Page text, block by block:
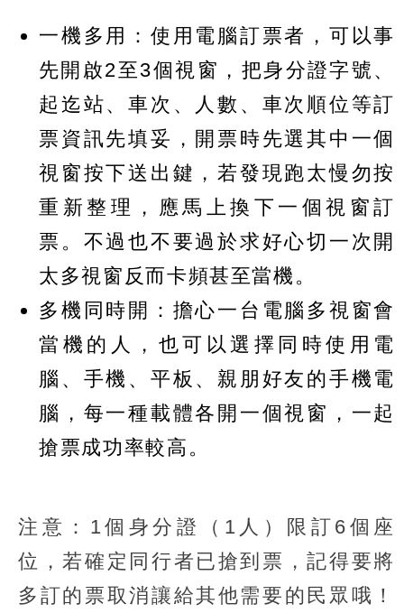
一機多用：使用電腦訂票者，可以事
先開啟2至3個視窗，把身分證字號、
起迄站、車次、人數、車次順位等訂
票資訊先填妥，開票時先選其中一個
視窗按下送出鍵，若發現跑太慢勿按
重新整理，應馬上換下一個視窗訂
票。不過也不要過於求好心切一次開
太多視窗反而卡頻甚至當機。
多機同時開：擔心一台電腦多視窗會
當機的人，也可以選擇同時使用電
腦、手機、平板、親朋好友的手機電
腦，每一種載體各開一個視窗，一起
搶票成功率較高。
注意：1個身分證（1人）限訂6個座
位，若確定同行者已搶到票，記得要將
多訂的票取消讓給其他需要的民眾哦！